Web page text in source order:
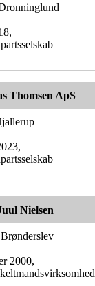
Thomsen ApS
Nielsen
2000,